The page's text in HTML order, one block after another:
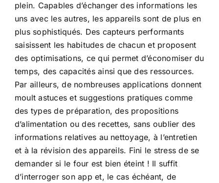
plein. Capables d’échanger des informations les
uns avec les autres, les appareils sont de plus en
plus sophistiqués. Des capteurs performants
saisissent les habitudes de chacun et proposent
des optimisations, ce qui permet d’économiser du
temps, des capacités ainsi que des ressources.
Par ailleurs, de nombreuses applications donnent
moult astuces et suggestions pratiques comme
des types de préparation, des propositions
d’alimentation ou des recettes, sans oublier des
informations relatives au nettoyage, à l’entretien
et à la révision des appareils. Fini le stress de se
demander si le four est bien éteint ! Il suffit
d’interroger son app et, le cas échéant, de